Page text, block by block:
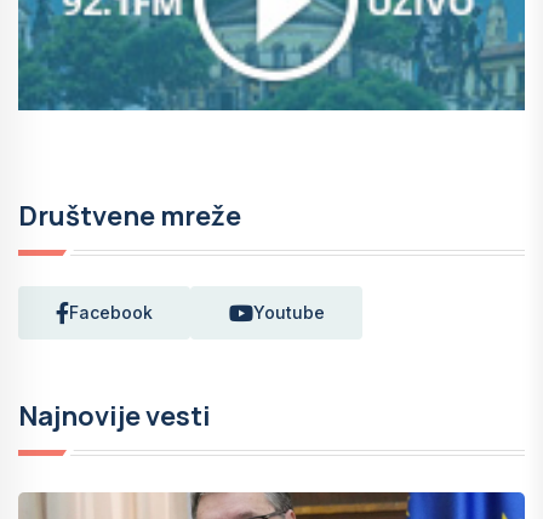
Društvene mreže
Facebook Youtube
Najnovije vesti